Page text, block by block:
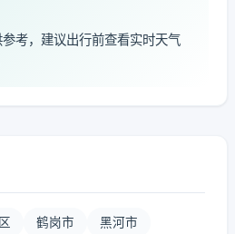
考，建议出行前查看实时天气
鹤岗市 黑河市